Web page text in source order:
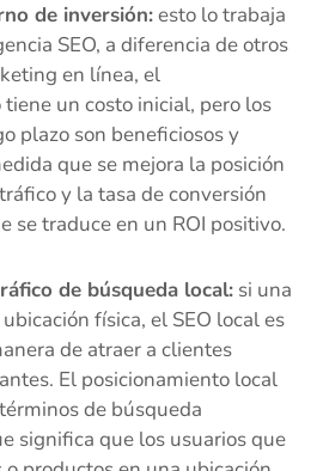
de inversión:esto lo trabaja
SEO, a diferencia de otros
en línea, el
un costo inicial, pero los
plazo son beneficiosos y
que se mejora la posición
y la tasa de conversión
se traduce en un ROI positivo.
de búsqueda local: si una
física, el SEO local es
de atraer a clientes
El posicionamiento local
de búsqueda
significa que los usuarios que